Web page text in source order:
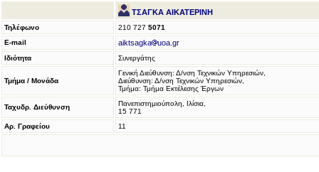
ΤΣΑΓΚΑ ΑΙΚΑΤΕΡΙΝΗ
Τηλέφωνο 210 727 5071
E-mail
aiktsagka uoa.gr
Ιδιότητα Συνεργάτης
Τμήμα / Μονάδα
Γενική Διεύθυνση: Δ/νση Τεχνικών Υπηρεσιών,
Διεύθυνση: Δ/νση Τεχνικών Υπηρεσιών,
Τμήμα: Τμήμα Εκτέλεσης Έργων
Ταχυδρ. Διεύθυνση
Πανεπιστημιούπολη, Ιλίσια,
15 771
Αρ. Γραφείου
11